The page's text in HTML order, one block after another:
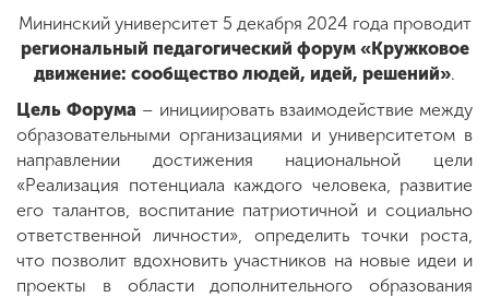
ENG SPN CHI
Приемная
+7 (831) 262-26-20
Мининский университет 5 декабря 2024 года проводит
региональный педагогический форум «Кружковое
движение: сообщество людей, идей, решений».
Цель Форума – инициировать взаимодействие между
образовательными организациями и университетом в
направлении достижения национальной цели
«Реализация потенциала каждого человека, развитие
его талантов, воспитание патриотичной и социально
ответственной личности», определить точки роста,
что позволит вдохновить участников на новые идеи и
проекты в области дополнительного образования